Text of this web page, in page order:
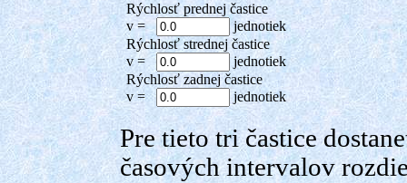
Rýchlosť prednej častice
v =
jednotiek
Rýchlosť strednej častice
v =
jednotiek
Rýchlosť zadnej častice
v =
jednotiek
Pre tieto tri častice
časových intervalov